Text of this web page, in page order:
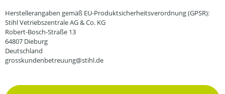
Herstellerangaben gemäß EU-Produktsicherheitsverordnung (GPSR):
Stihl Vetriebszentrale AG & Co. KG
Robert-Bosch-Straße 13
64807 Dieburg
Deutschland
grosskundenbetreuung@stihl.de